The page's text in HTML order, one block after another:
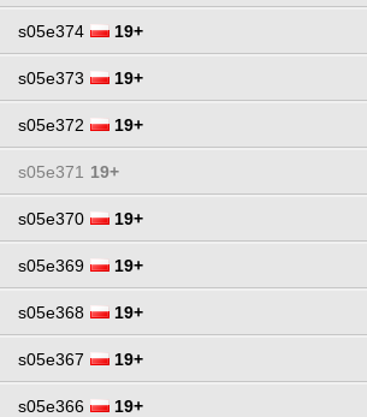
s05e374 19+
s05e373 19+
s05e372 19+
s05e371 19+
s05e370 19+
s05e369 19+
s05e368 19+
s05e367 19+
s05e366 19+